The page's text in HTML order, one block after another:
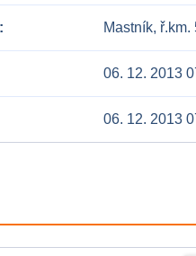
Mastník,
06. 12. 2013
06. 12. 2013